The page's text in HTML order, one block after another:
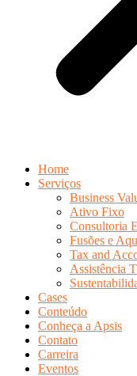
Home
Serviços
Business
Ativo Fixo
Consultoria
Fusões e
Tax and
Assistência
Cases
Conteúdo
Conheça a Apsis
Contato
Carreira
Eventos